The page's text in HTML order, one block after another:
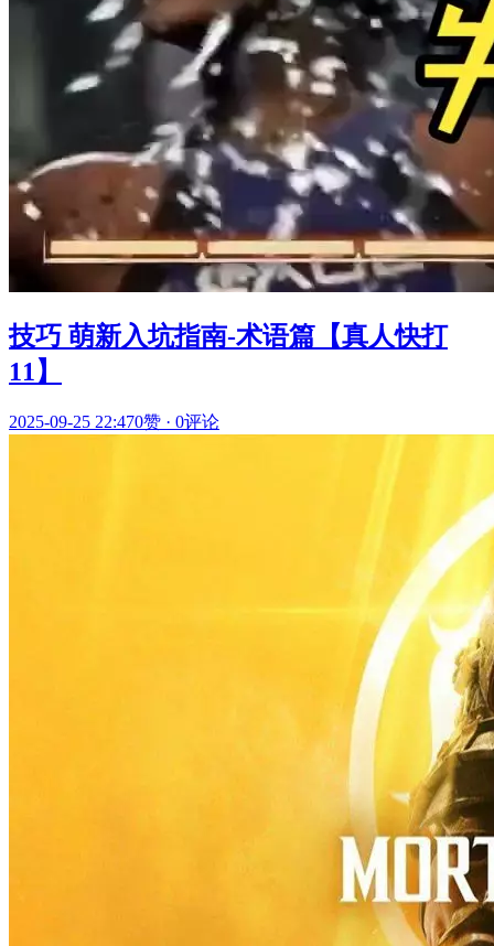
技巧 萌新入坑指南-术语篇【真人快打
11】
2025-09-25 22:470赞 · 0评论